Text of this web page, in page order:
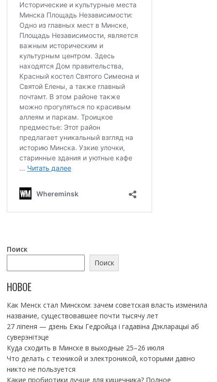
Поиск
Поиск
НОВОЕ
Как Менск стал Минском: зачем советская власть изменила
название, существовавшее почти тысячу лет
27 ліпеня — дзень Ежы Гедройца і гадавіна Дэкларацыі аб
суверэнітэце
Куда сходить в Минске в выходные 25–26 июля
Что делать с техникой и электроникой, которыми давно
никто не пользуется
Какие пробиотики лучше для кишечника? Полное